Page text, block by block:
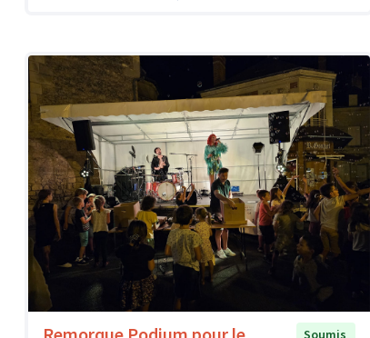
Soumis